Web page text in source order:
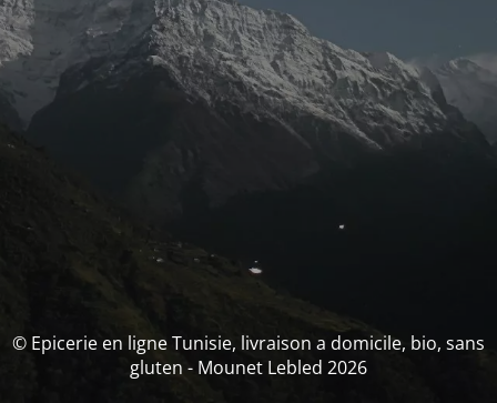
© Epicerie en ligne Tunisie, livraison a domicile, bio, sans
gluten - Mounet Lebled 2026